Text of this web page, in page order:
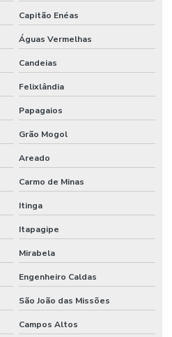
Sp
De Bebidas
São Paulo
Alimentícias
Para Frigoríficos
Capitão Enéas
Águas Vermelhas
Candeias
Felixlândia
Papagaios
Grão Mogol
Areado
Carmo de Minas
Itinga
Itapagipe
Mirabela
Engenheiro Caldas
São João das Missões
Campos Altos